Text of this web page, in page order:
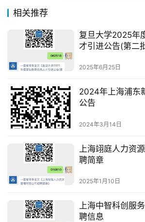
相关推荐
复旦大学2025年
才引进公告(第二
2025年6月25日
2024年上海浦东
公告
2024年3月14日
上海翊庭人力资
聘简章
2025年1月10日
上海中智科创服
聘信息